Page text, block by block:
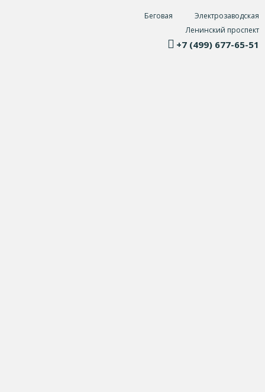
Беговая
Электрозаводская
Ленинский проспект
+7 (499) 677-65-51